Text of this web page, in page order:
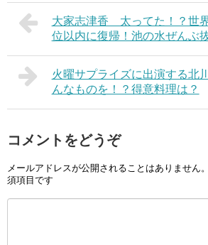
大家志津香 太ってた！？世
位以内に復帰！池の水ぜんぶ
火曜サプライズに出演する
んなものを！？得意料理は？
コメントをどうぞ
メールアドレスが公開されることはありません。
須項目です